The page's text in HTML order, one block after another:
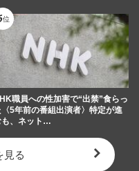
職員への性加害で“出禁”食らっ
5年前の番組出演者〉特定が進
も、ネット…
見る